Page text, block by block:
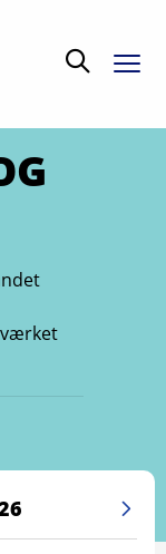
Søg